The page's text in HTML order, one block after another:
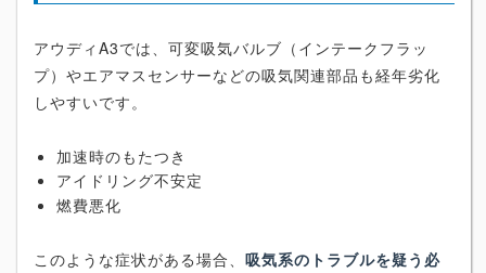
アウディA3では、可変吸気バルブ（インテークフラッ
プ）やエアマスセンサーなどの吸気関連部品も経年劣化
しやすいです。
加速時のもたつき
アイドリング不安定
燃費悪化
このような症状がある場合、 吸気系のトラブルを疑う必